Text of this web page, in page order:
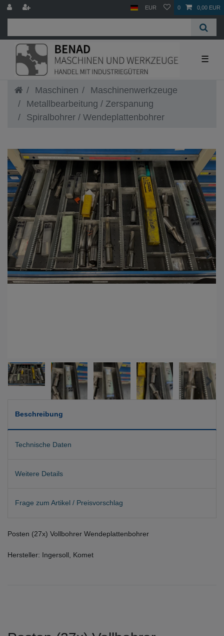
EUR 0 0,00 EUR
☰
Maschinen
Maschinenwerkzeuge
Metallbearbeitung / Zerspanung
Spiralbohrer / Wendeplattenbohrer
Beschreibung
Technische Daten
Weitere Details
Frage zum Artikel / Preisvorschlag
Posten (27x) Vollbohrer Wendeplattenbohrer
Hersteller: Ingersoll, Komet